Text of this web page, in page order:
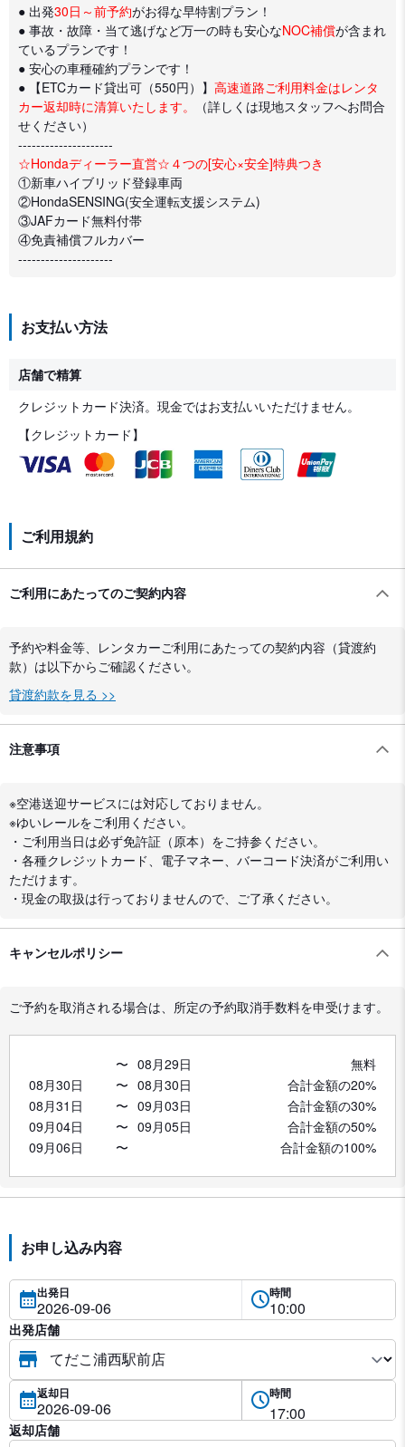
● 出発30日～前予約がお得な早特割プラン！
● 事故・故障・当て逃げなど万一の時も安心なNOC補償が含まれ
ているプランです！
● 安心の車種確約プランです！
● 【ETCカード貸出可（550円）】 高速道路ご利用料金はレンタ
カー返却時に清算いたします。
（詳しくは現地スタッフへお問合
せください）
---------------------
☆Hondaディーラー直営☆４つの[安心×安全]特典つき
①新車ハイブリッド登録車両
②HondaSENSING(安全運転支援システム)
③JAFカード無料付帯
④免責補償フルカバー
---------------------
お支払い方法
店舗で精算
クレジットカード決済。現金ではお支払いいただけません。
【クレジットカード】
ご利用規約
ご利用にあたってのご契約内容
予約や料金等、レンタカーご利用にあたっての契約内容（貸渡約
款）は以下からご確認ください。
貸渡約款を見る >>
注意事項
※空港送迎サービスには対応しておりません。
※ゆいレールをご利用ください。
・ご利用当日は必ず免許証（原本）をご持参ください。
・各種クレジットカード、電子マネー、バーコード決済がご利用い
ただけます。
・現金の取扱は行っておりませんので、ご了承ください。
キャンセルポリシー
ご予約を取消される場合は、所定の予約取消手数料を申受けます。
〜 08月29日
無料
08月30日
〜 08月30日
合計金額の20%
08月31日
〜 09月03日
合計金額の30%
09月04日
〜 09月05日
合計金額の50%
09月06日
〜 合計金額の100%
お申し込み内容
出発日 時間
出発店舗
返却日 時間
返却店舗